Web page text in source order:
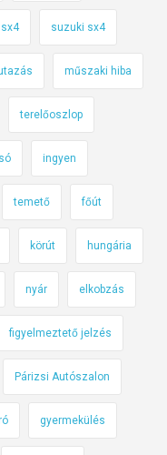
sx4 suzuki sx4
műszaki hiba
terelőoszlop
ingyen
temető főút
körút hungária
nyár elkobzás
figyelmeztető jelzés
Párizsi Autószalon
gyermekülés